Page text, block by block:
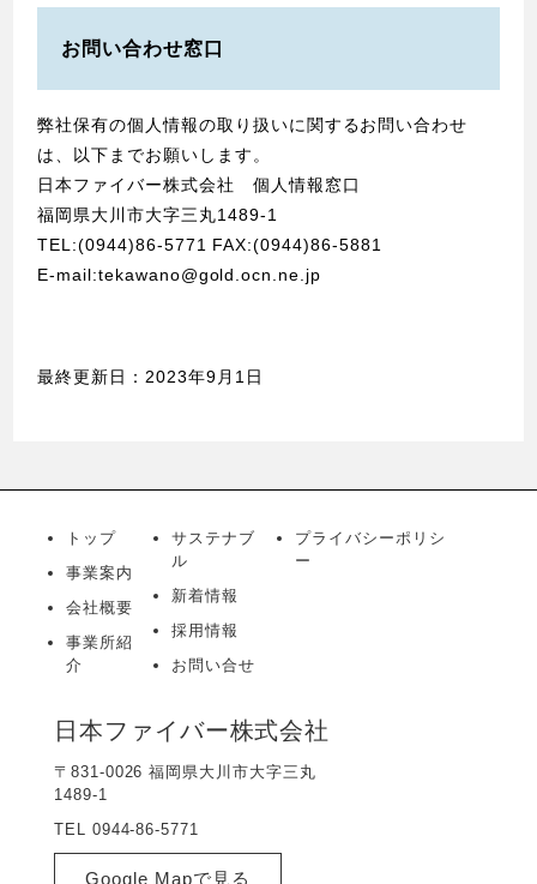
お問い合わせ窓口
弊社保有の個人情報の取り扱いに関するお問い合わせ
は、以下までお願いします。
日本ファイバー株式会社 個人情報窓口
福岡県大川市大字三丸1489-1
TEL:(0944)86-5771 FAX:(0944)86-5881
E-mail:tekawano@gold.ocn.ne.jp
最終更新日：2023年9月1日
トップ
事業案内
会社概要
事業所紹
介
サステナブ
ル
新着情報
採用情報
お問い合せ
プライバシーポリシ
ー
日本ファイバー株式会社
〒831-0026 福岡県大川市大字三丸
1489-1
TEL 0944-86-5771
Google Mapで見る